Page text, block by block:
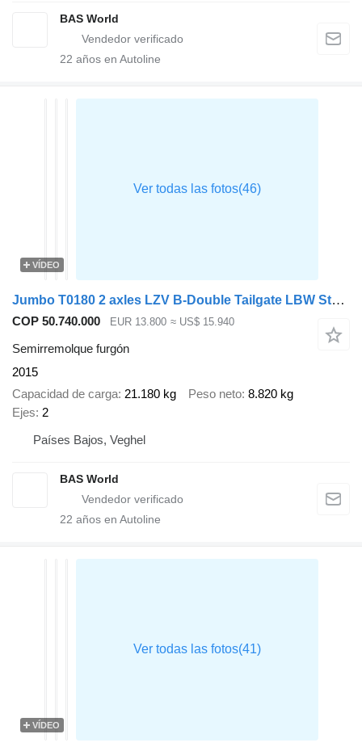
BAS World
22 años en Autoline
VÍDEO
Jumbo T0180 2 axles LZV B-Double Tailgate LBW Steering Axle
COP 50.740.000 EUR 13.800 ≈ US$ 15.940
Semirremolque furgón
2015
Capacidad de carga 21.180 kg Peso neto 8.820 kg
Ejes 2
Países Bajos, Veghel
BAS World
22 años en Autoline
VÍDEO